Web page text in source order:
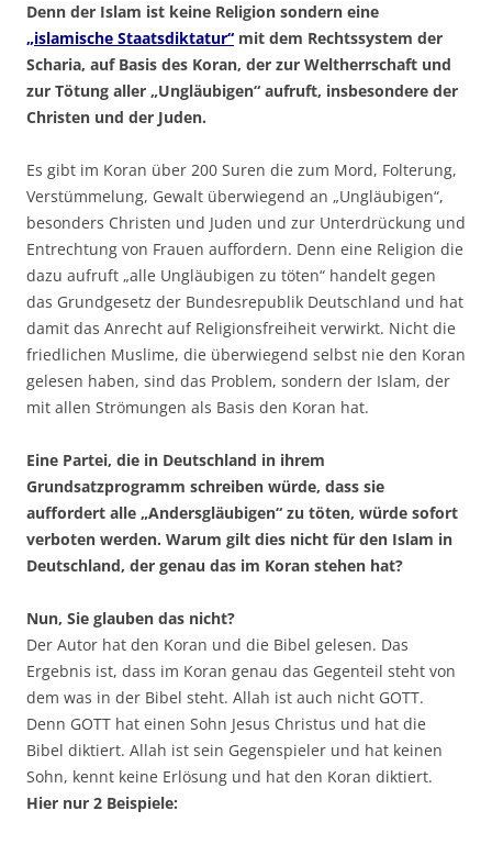
Denn der Islam ist keine Religion sondern eine
„islamische Staatsdiktatur“ mit dem Rechtssystem der
Scharia, auf Basis des Koran, der zur Weltherrschaft und
zur Tötung aller „Ungläubigen“ aufruft, insbesondere der
Christen und der Juden.
Es gibt im Koran über 200 Suren die zum Mord, Folterung,
Verstümmelung, Gewalt überwiegend an „Ungläubigen“,
besonders Christen und Juden und zur Unterdrückung und
Entrechtung von Frauen auffordern. Denn eine Religion die
dazu aufruft „alle Ungläubigen zu töten“ handelt gegen
das Grundgesetz der Bundesrepublik Deutschland und hat
damit das Anrecht auf Religionsfreiheit verwirkt. Nicht die
friedlichen Muslime, die überwiegend selbst nie den Koran
gelesen haben, sind das Problem, sondern der Islam, der
mit allen Strömungen als Basis den Koran hat.
Eine Partei, die in Deutschland in ihrem
Grundsatzprogramm schreiben würde, dass sie
auffordert alle „Andersgläubigen“ zu töten, würde sofort
verboten werden. Warum gilt dies nicht für den Islam in
Deutschland, der genau das im Koran stehen hat?
Nun, Sie glauben das nicht?
Der Autor hat den Koran und die Bibel gelesen. Das
Ergebnis ist, dass im Koran genau das Gegenteil steht von
dem was in der Bibel steht. Allah ist auch nicht GOTT.
Denn GOTT hat einen Sohn Jesus Christus und hat die
Bibel diktiert. Allah ist sein Gegenspieler und hat keinen
Sohn, kennt keine Erlösung und hat den Koran diktiert.
Hier nur 2 Beispiele: